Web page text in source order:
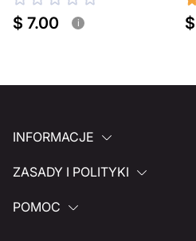
$ 7.00 i
INFORMACJE
ZASADY I POLITYKI
POMOC